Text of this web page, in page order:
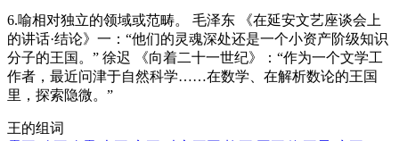
6.喻相对独立的领域或范畴。 毛泽东 《在延安文艺座谈会上
的讲话·结论》一：“他们的灵魂深处还是一个小资产阶级知识
分子的王国。” 徐迟 《向着二十一世纪》：“作为一个文学工
作者，最近问津于自然科学……在数学、在解析数论的王国
里，探索隐微。”
王的组词